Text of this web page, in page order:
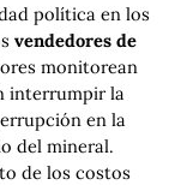
política en los
vendedores de
monitorean
interrumpir la
en la
del mineral.
de los costos